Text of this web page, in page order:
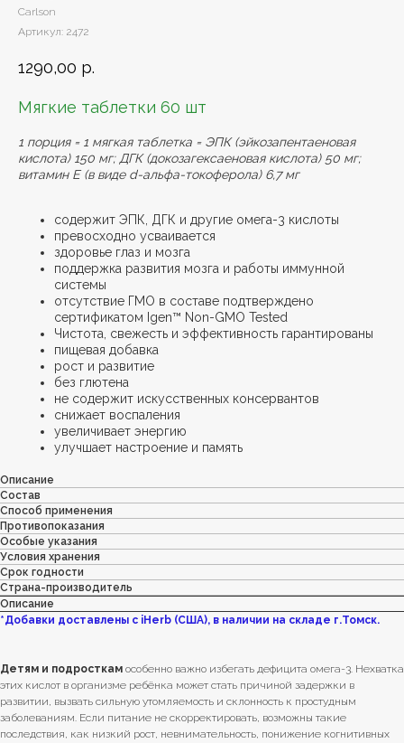
Carlson
Артикул: 2472
1290,00 р.
Мягкие таблетки 60 шт
1 порция = 1 мягкая таблетка = ЭПК (эйкозапентаеновая
кислота) 150 мг; ДГК (докозагексаеновая кислота) 50 мг;
витамин E (в виде d-альфа-токоферола) 6,7 мг
содержит ЭПК, ДГК и другие омега-3 кислоты
превосходно усваивается
здоровье глаз и мозга
поддержка развития мозга и работы иммунной
системы
отсутствие ГМО в составе подтверждено
сертификатом Igen™ Non-GMO Tested
Чистота, свежесть и эффективность гарантированы
пищевая добавка
рост и развитие
без глютена
не содержит искусственных консервантов
снижает воспаления
увеличивает энергию
улучшает настроение и память
Описание
Состав
Способ применения
Противопоказания
Особые указания
Условия хранения
Срок годности
Страна-производитель
Описание
*Добавки доставлены с iHerb (США), в наличии на складе г.Томск.
Детям и подросткам особенно важно избегать дефицита омега-3. Нехватка
этих кислот в организме ребёнка может стать причиной задержки в
развитии, вызвать сильную утомляемость и склонность к простудным
заболеваниям. Если питание не скорректировать, возможны такие
последствия, как низкий рост, невнимательность, понижение когнитивных